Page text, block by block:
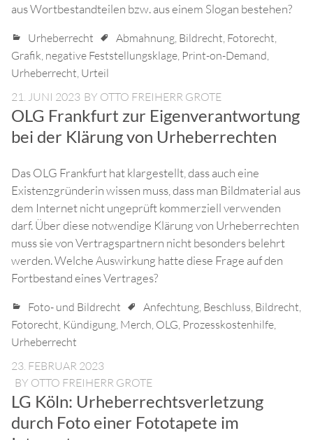
aus Wortbestandteilen bzw. aus einem Slogan bestehen?
Urheberrecht Abmahnung, Bildrecht, Fotorecht,
Grafik, negative Feststellungsklage, Print-on-Demand,
Urheberrecht, Urteil
21. JUNI 2023 BY OTTO FREIHERR GROTE
OLG Frankfurt zur Eigenverantwortung
bei der Klärung von Urheberrechten
Das OLG Frankfurt hat klargestellt, dass auch eine
Existenzgründerin wissen muss, dass man Bildmaterial aus
dem Internet nicht ungeprüft kommerziell verwenden
darf. Über diese notwendige Klärung von Urheberrechten
muss sie von Vertragspartnern nicht besonders belehrt
werden. Welche Auswirkung hatte diese Frage auf den
Fortbestand eines Vertrages?
Foto- und Bildrecht Anfechtung, Beschluss, Bildrecht,
Fotorecht, Kündigung, Merch, OLG, Prozesskostenhilfe,
Urheberrecht
23. FEBRUAR 2023
BY OTTO FREIHERR GROTE
LG Köln: Urheberrechtsverletzung
durch Foto einer Fototapete im